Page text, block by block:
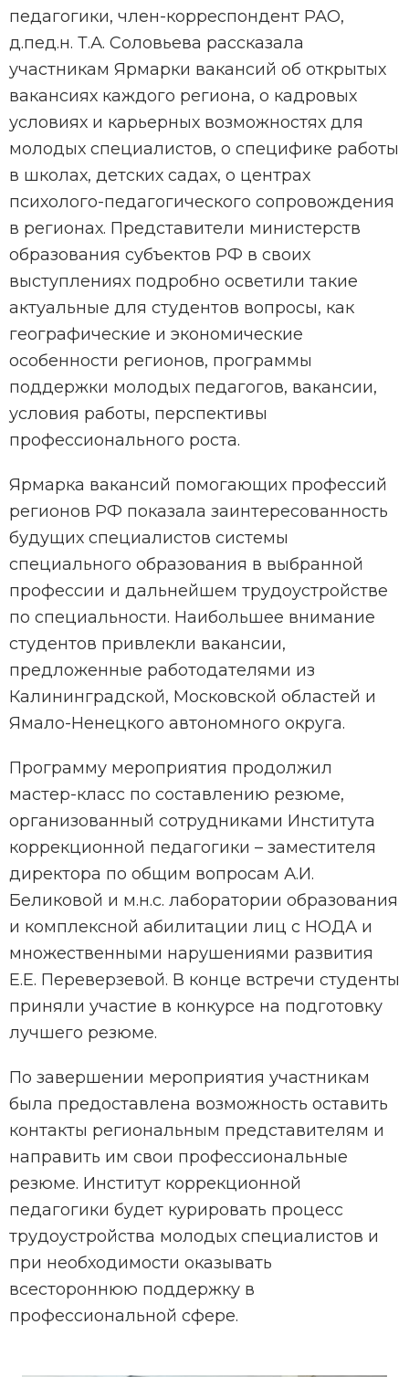
педагогики, член-корреспондент РАО,
д.пед.н. Т.А. Соловьева рассказала
участникам Ярмарки вакансий об открытых
вакансиях каждого региона, о кадровых
условиях и карьерных возможностях для
молодых специалистов, о специфике работы
в школах, детских садах, о центрах
психолого-педагогического сопровождения
в регионах. Представители министерств
образования субъектов РФ в своих
выступлениях подробно осветили такие
актуальные для студентов вопросы, как
географические и экономические
особенности регионов, программы
поддержки молодых педагогов, вакансии,
условия работы, перспективы
профессионального роста.
Ярмарка вакансий помогающих профессий
регионов РФ показала заинтересованность
будущих специалистов системы
специального образования в выбранной
профессии и дальнейшем трудоустройстве
по специальности. Наибольшее внимание
студентов привлекли вакансии,
предложенные работодателями из
Калининградской, Московской областей и
Ямало-Ненецкого автономного округа.
Программу мероприятия продолжил
мастер-класс по составлению резюме,
организованный сотрудниками Института
коррекционной педагогики – заместителя
директора по общим вопросам А.И.
Беликовой и м.н.с. лаборатории образования
и комплексной абилитации лиц с НОДА и
множественными нарушениями развития
Е.Е. Переверзевой. В конце встречи студенты
приняли участие в конкурсе на подготовку
лучшего резюме.
По завершении мероприятия участникам
была предоставлена возможность оставить
контакты региональным представителям и
направить им свои профессиональные
резюме. Институт коррекционной
педагогики будет курировать процесс
трудоустройства молодых специалистов и
при необходимости оказывать
всестороннюю поддержку в
профессиональной сфере.